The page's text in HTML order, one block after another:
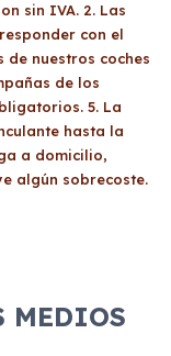
el
del
restricciones
el
revisar las
sin IVA. 2. Las
con el
nuestros coches
de los
5. La
hasta la
a domicilio,
algún sobrecoste.
MEDIOS